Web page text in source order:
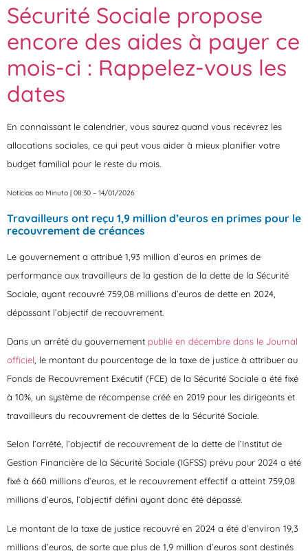
Sécurité Sociale propose
encore des aides à payer ce
mois-ci : Rappelez-vous les
dates
En connaissant le calendrier, vous saurez quand vous recevrez les
allocations sociales, ce qui peut vous aider à mieux planifier votre
budget familial pour le reste du mois.
Notícias ao Minuto | 08:30 – 14/01/2026
Travailleurs ont reçu 1,9 million d’euros en primes pour le
recouvrement de créances
Le gouvernement a attribué 1,93 million d’euros en primes de
performance aux travailleurs de la gestion de la dette de la Sécurité
Sociale, ayant recouvré 759,08 millions d’euros de dette en 2024,
dépassant l’objectif de recouvrement.
Dans un arrêté du gouvernement publié en décembre dans le Journal
officiel , le montant du pourcentage de la taxe de justice à attribuer au
Fonds de Recouvrement Exécutif (FCE) de la Sécurité Sociale a été fixé
à 10%, un système de récompense créé en 2019 pour les dirigeants et
travailleurs du recouvrement de dettes de la Sécurité Sociale.
Selon l’arrêté, l’objectif de recouvrement de la dette de l’Institut de
Gestion Financière de la Sécurité Sociale (IGFSS) prévu pour 2024 a été
fixé à 660 millions d’euros, et le recouvrement effectif a atteint 759,08
millions d’euros, l’objectif défini ayant donc été dépassé.
Le montant de la taxe de justice recouvré en 2024 a été d’environ 19,3
millions d’euros, de sorte que plus de 1,9 million d’euros sont destinés